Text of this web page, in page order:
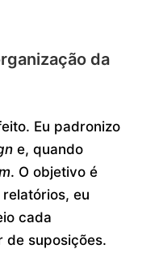
da
Eu padronizo
e, quando
. O objetivo é
eu
cada
de suposições.